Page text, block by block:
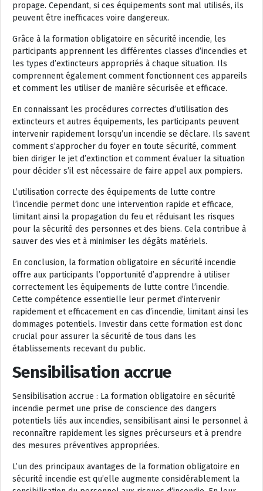
propage. Cependant, si ces équipements sont mal utilisés, ils
peuvent être inefficaces voire dangereux.
Grâce à la formation obligatoire en sécurité incendie, les
participants apprennent les différentes classes d’incendies et
les types d’extincteurs appropriés à chaque situation. Ils
comprennent également comment fonctionnent ces appareils
et comment les utiliser de manière sécurisée et efficace.
En connaissant les procédures correctes d’utilisation des
extincteurs et autres équipements, les participants peuvent
intervenir rapidement lorsqu’un incendie se déclare. Ils savent
comment s’approcher du foyer en toute sécurité, comment
bien diriger le jet d’extinction et comment évaluer la situation
pour décider s’il est nécessaire de faire appel aux pompiers.
L’utilisation correcte des équipements de lutte contre
l’incendie permet donc une intervention rapide et efficace,
limitant ainsi la propagation du feu et réduisant les risques
pour la sécurité des personnes et des biens. Cela contribue à
sauver des vies et à minimiser les dégâts matériels.
En conclusion, la formation obligatoire en sécurité incendie
offre aux participants l’opportunité d’apprendre à utiliser
correctement les équipements de lutte contre l’incendie.
Cette compétence essentielle leur permet d’intervenir
rapidement et efficacement en cas d’incendie, limitant ainsi les
dommages potentiels. Investir dans cette formation est donc
crucial pour assurer la sécurité de tous dans les
établissements recevant du public.
Sensibilisation accrue
Sensibilisation accrue : La formation obligatoire en sécurité
incendie permet une prise de conscience des dangers
potentiels liés aux incendies, sensibilisant ainsi le personnel à
reconnaître rapidement les signes précurseurs et à prendre
des mesures préventives appropriées.
L’un des principaux avantages de la formation obligatoire en
sécurité incendie est qu’elle augmente considérablement la